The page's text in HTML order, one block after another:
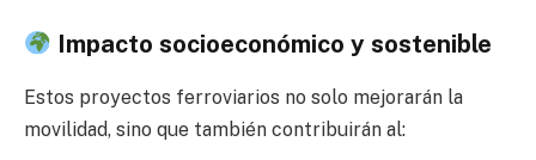
Impacto socioeconómico y sostenible
Estos proyectos ferroviarios no solo mejorarán la
movilidad, sino que también contribuirán al: